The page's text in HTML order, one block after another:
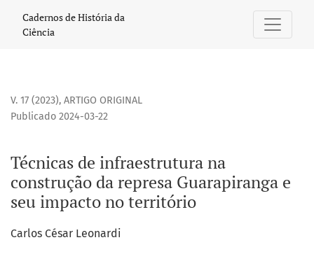
Técnicas de infraestrutura na construção da represa
Cadernos de História da
Ciência
V. 17 (2023), ARTIGO ORIGINAL
Técnicas de infraestrutura na
construção da represa Guarapiranga e
seu impacto no território
Publicado 2024-03-22
Carlos César Leonardi